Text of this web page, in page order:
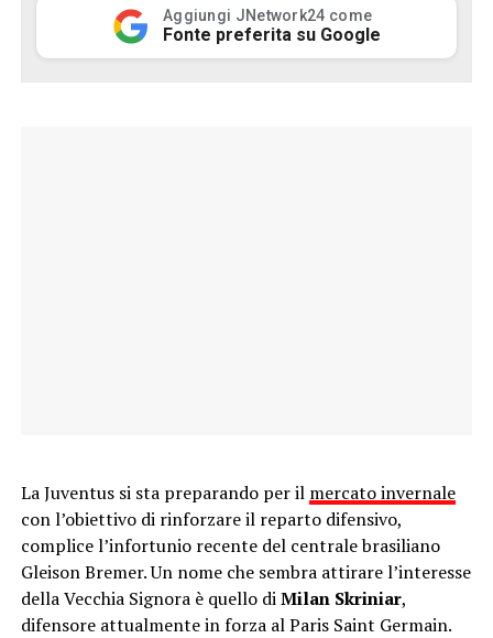
Aggiungi JNetwork24 come
Fonte preferita su Google
La Juventus si sta preparando per il mercato invernale
con l’obiettivo di rinforzare il reparto difensivo,
complice l’infortunio recente del centrale brasiliano
Gleison Bremer. Un nome che sembra attirare l’interesse
della Vecchia Signora è quello diMilan Skriniar,
difensore attualmente in forza al Paris Saint Germain.